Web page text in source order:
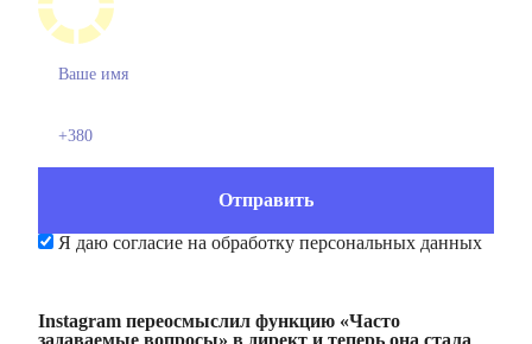
Я даю согласие на обработку персональных данных
Instagram переосмыслил функцию «Часто
задаваемые вопросы» в директ и теперь она стала